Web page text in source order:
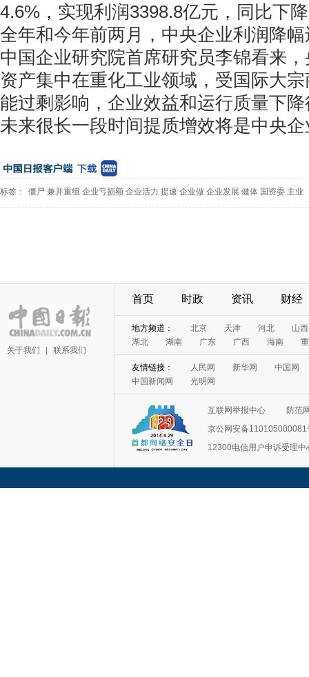
4.6%，实现利润3398.8亿元，同比下
全年和今年前两月，中央企业利润降
中国企业研究院首席研究员李锦看来
资产集中在重化工业领域，受国际大
能过剩影响，企业效益和运行质量下
未来很长一段时间提质增效将是中央
标签： 僵尸 兼并重组 企业亏损额 企业活力 提速 企业做 企业发展 健体 国资委 主业
关于我们 联系我们
首页 时政 资讯 财经
地方频道： 北京 天津 河北
山西
湖北
湖南 广东 广西 海南
友情链接： 人民网 新华网
中国网
中国新闻网
光明网
互联网举报中心
防范
京公网安备110105000081
12300电信用户申诉受理中